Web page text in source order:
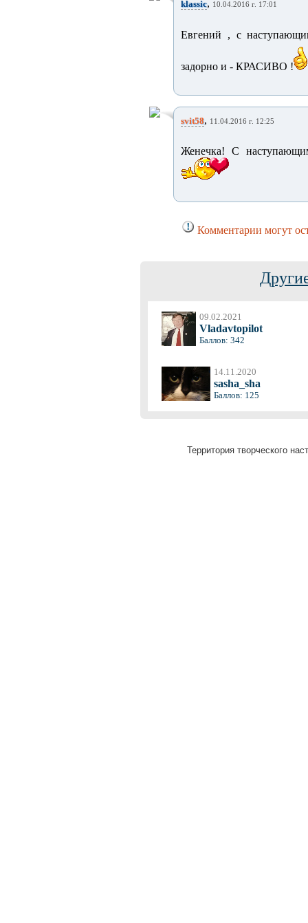
klassic, 10.04.2016 г. 17:01
Евгений , с
задорно и - КРАСИВО !
svit58, 11.04.2016 г. 12:25
Женечка! С
Комментарии могут
09.02.2021
Vladavtopilot
Баллов: 342
14.11.2020
sasha_sha
Баллов: 125
Территория творческого